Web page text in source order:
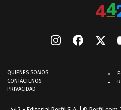
QUIENES SOMOS
CONTÁCTENOS
PRIVACIDAD